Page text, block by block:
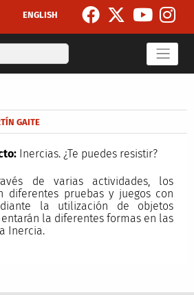
ENGLISH
Search
de ayuda a la navegación
GAITE
Inercias. ¿Te puedes resistir?
de varias actividades, los
diferentes pruebas y juegos con
la utilización de objetos
la diferentes formas en las
Inercia.